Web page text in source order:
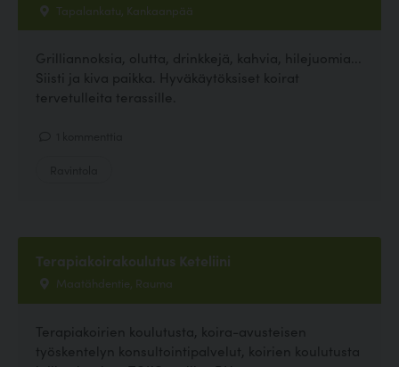
Tapalankatu, Kankaanpää
Grilliannoksia, olutta, drinkkejä, kahvia, hilejuomia...
Siisti ja kiva paikka. Hyväkäytöksiset koirat
tervetulleita terassille.
Terapiakoirakoulutus Keteliini
Maatähdentie, Rauma
Terapiakoirien koulutusta, koira-avusteisen
työskentelyn konsultointipalvelut, koirien koulutusta